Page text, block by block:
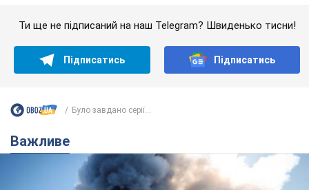
"У мене для росіян погані новини": Селезньов